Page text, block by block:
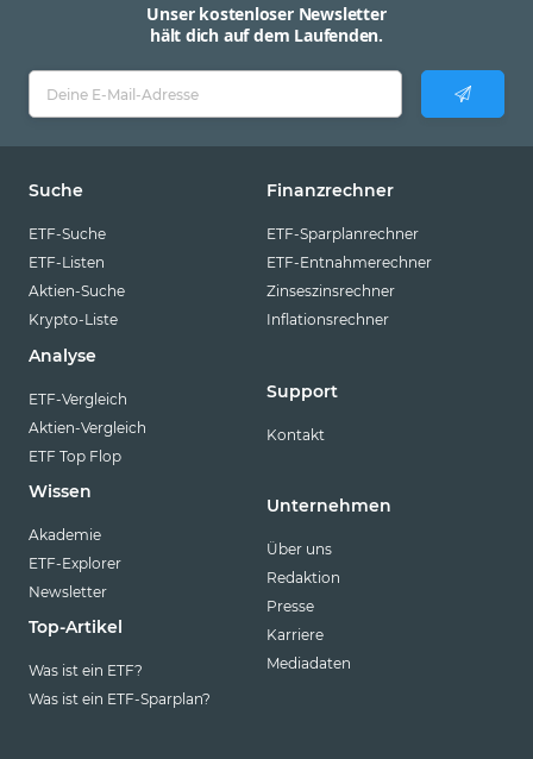
Unser kostenloser Newsletter
hält dich auf dem Laufenden.
Suche
ETF-Suche
ETF-Listen
Aktien-Suche
Krypto-Liste
Analyse
ETF-Vergleich
Aktien-Vergleich
ETF Top Flop
Wissen
Akademie
ETF-Explorer
Newsletter
Top-Artikel
Was ist ein ETF?
Was ist ein ETF-Sparplan?
Finanzrechner
ETF-Sparplanrechner
ETF-Entnahmerechner
Zinseszinsrechner
Inflationsrechner
Support
Kontakt
Unternehmen
Über uns
Redaktion
Presse
Karriere
Mediadaten